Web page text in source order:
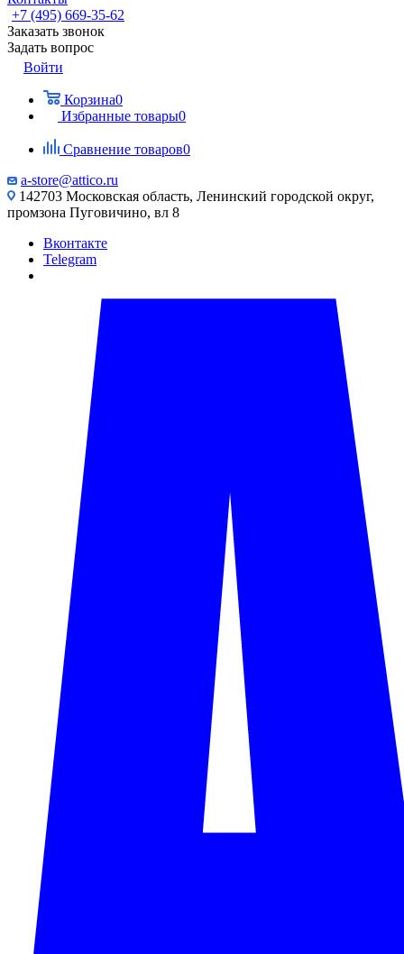
+7 (495) 669-35-62
Заказать звонок
Задать вопрос
Войти
Корзина0
Избранные товары0
Сравнение товаров0
a-store@attico.ru
142703 Московская область, Ленинский городской округ,
промзона Пуговичино, вл 8
Вконтакте
Telegram